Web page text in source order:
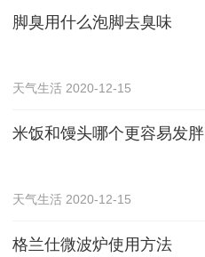
脚臭用什么泡脚去臭味
天气生活 2020-12-15
米饭和馒头哪个更容易发胖
天气生活 2020-12-15
格兰仕微波炉使用方法